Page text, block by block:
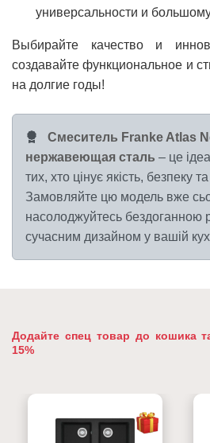
универсальности и
Выбирайте качество и
создавайте функциональное и
на долгие годы!
Смеситель Franke Atlas
нержавеющая сталь – це
тих, хто цінує якість, безпеку
Замовляйте цю модель вже
насолоджуйтесь бездоганною
сучасним дизайном у вашій
Додайте спец товар до кошика
15%